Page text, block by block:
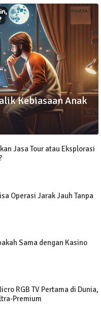
Kebiasaan Anak
Jasa Tour atau Eksplorasi
Operasi Jarak Jauh Tanpa
Sama dengan Kasino
RGB TV Pertama di Dunia,
Premium